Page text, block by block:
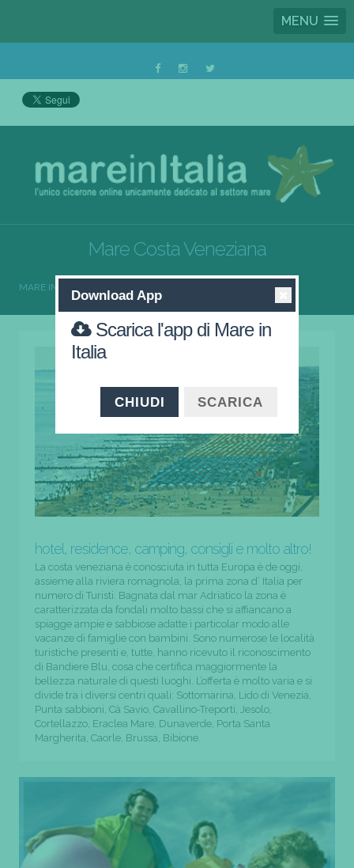
MENU
Mare Costa Veneziana
MARE IN ITALIA
hotel, residence, camping, consigli e molto altro!
La costa veneziana è conosciuta in tutta Europa è de oggi,
assieme alla riviera romagnola, la prima zona d’ Italia per
numero di Turisti. Bagnata dal mar Adriatico la zona è
caratterizzata da fondali molto bassi che si affiancano a
spiagge ampie e sabbiose adatte i particolar modo alle
vacanze di famiglie con bambini. Sono numerose le località
turistiche presenti e, tutte, hanno ricevuto il riconoscimento
di Bandiere Blu, cosa che certifica maggiormente la
bellezza naturale di questi luoghi. L’offerta è molto varia e si
divide tra i diversi centri quali: Sottomarina, Lido di Venezia,
Punta sabbioni, Cà Savio, Cavallino-Treporti, Jesolo,
Cortellazzo, Eraclea Mare, Dunaverde, Porta Santa
Margherita, Caorle, Brussa, Bibione.
Download App
Scarica l'app di Mare in
Italia
CHIUDI SCARICA